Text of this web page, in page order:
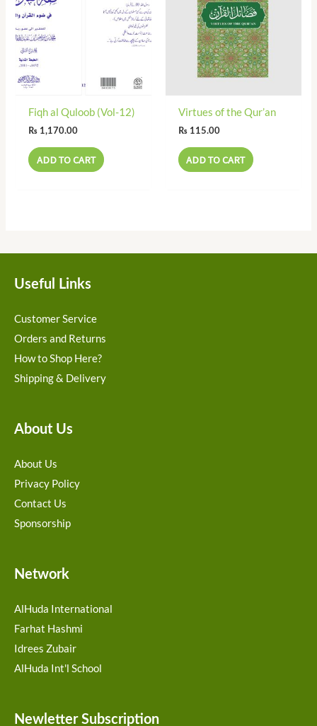
Fiqh al Quloob (Vol-12)
₨1,170.00
ADD TO CART
Virtues of the Qur’an
₨115.00
ADD TO CART
Useful Links
Customer Service
Orders and Returns
How to Shop Here?
Shipping & Delivery
About Us
About Us
Privacy Policy
Contact Us
Sponsorship
Network
AlHuda International
Farhat Hashmi
Idrees Zubair
AlHuda Int'l School
Newletter Subscription